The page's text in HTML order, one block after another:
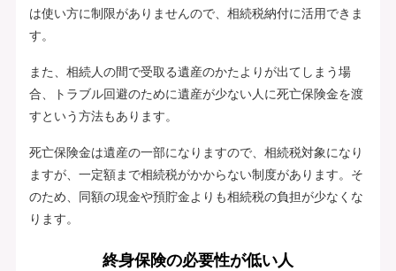
は使い方に制限がありませんので、相続税納付に活用できま
す。
また、相続人の間で受取る遺産のかたよりが出てしまう場
合、トラブル回避のために遺産が少ない人に死亡保険金を渡
すという方法もあります。
死亡保険金は遺産の一部になりますので、相続税対象になり
ますが、一定額まで相続税がかからない制度があります。そ
のため、同額の現金や預貯金よりも相続税の負担が少なくな
ります。
終身保険の必要性が低い人